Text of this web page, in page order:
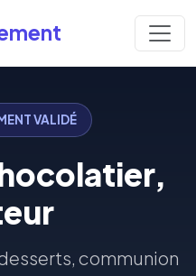
VALIDÉ
communion